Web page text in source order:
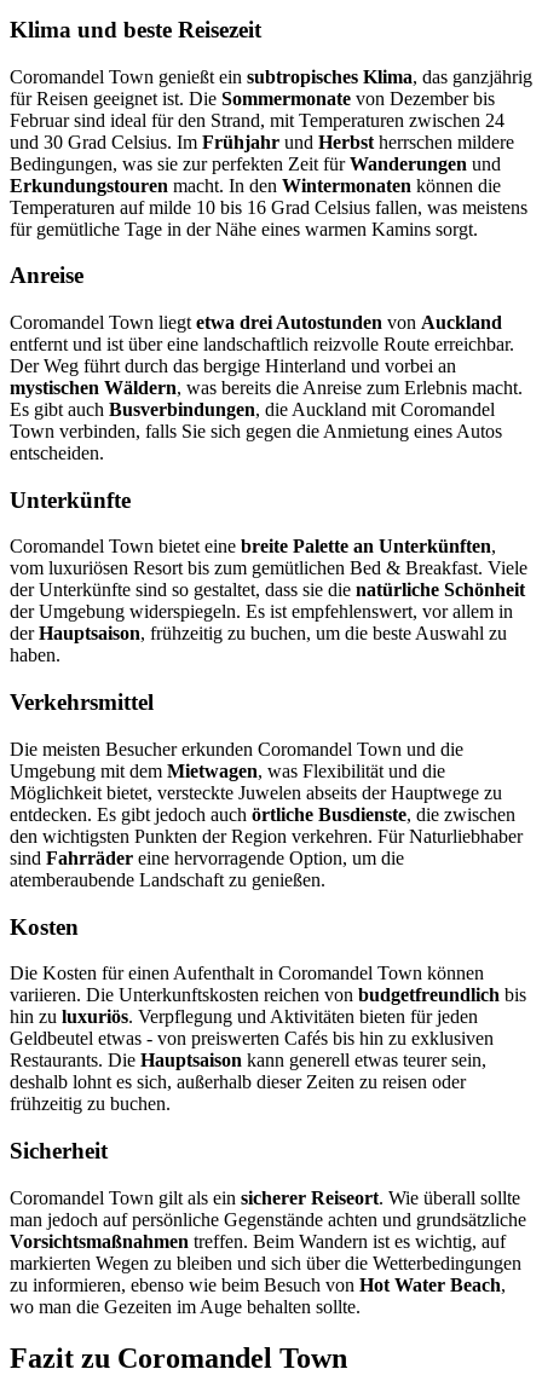
Klima und beste Reisezeit
Coromandel Town genießt ein subtropisches Klima, das ganzjährig
für Reisen geeignet ist. Die Sommermonate von Dezember bis
Februar sind ideal für den Strand, mit Temperaturen zwischen 24
und 30 Grad Celsius. Im Frühjahr und Herbst herrschen mildere
Bedingungen, was sie zur perfekten Zeit fürWanderungen und
Erkundungstouren macht. In den Wintermonaten können die
Temperaturen auf milde 10 bis 16 Grad Celsius fallen, was meistens
für gemütliche Tage in der Nähe eines warmen Kamins sorgt.
Anreise
Coromandel Town liegt etwa drei Autostunden von Auckland
entfernt und ist über eine landschaftlich reizvolle Route erreichbar.
Der Weg führt durch das bergige Hinterland und vorbei an
mystischen Wäldern, was bereits die Anreise zum Erlebnis macht.
Es gibt auch Busverbindungen, die Auckland mit Coromandel
Town verbinden, falls Sie sich gegen die Anmietung eines Autos
entscheiden.
Unterkünfte
Coromandel Town bietet eine breite Palette an Unterkünften,
vom luxuriösen Resort bis zum gemütlichen Bed & Breakfast. Viele
der Unterkünfte sind so gestaltet, dass sie die natürliche Schönheit
der Umgebung widerspiegeln. Es ist empfehlenswert, vor allem in
derHauptsaison, frühzeitig zu buchen, um die beste Auswahl zu
haben.
Verkehrsmittel
Die meisten Besucher erkunden Coromandel Town und die
Umgebung mit dem Mietwagen, was Flexibilität und die
Möglichkeit bietet, versteckte Juwelen abseits der Hauptwege zu
entdecken. Es gibt jedoch auch örtliche Busdienste, die zwischen
den wichtigsten Punkten der Region verkehren. Für Naturliebhaber
sind Fahrräder eine hervorragende Option, um die
atemberaubende Landschaft zu genießen.
Kosten
Die Kosten für einen Aufenthalt in Coromandel Town können
variieren. Die Unterkunftskosten reichen von budgetfreundlich bis
hin zu luxuriös. Verpflegung und Aktivitäten bieten für jeden
Geldbeutel etwas - von preiswerten Cafés bis hin zu exklusiven
Restaurants. Die Hauptsaison kann generell etwas teurer sein,
deshalb lohnt es sich, außerhalb dieser Zeiten zu reisen oder
frühzeitig zu buchen.
Sicherheit
Coromandel Town gilt als ein sicherer Reiseort. Wie überall sollte
man jedoch auf persönliche Gegenstände achten und grundsätzliche
Vorsichtsmaßnahmen treffen. Beim Wandern ist es wichtig, auf
markierten Wegen zu bleiben und sich über die Wetterbedingungen
zu informieren, ebenso wie beim Besuch von Hot Water Beach,
wo man die Gezeiten im Auge behalten sollte.
Fazit zu Coromandel Town